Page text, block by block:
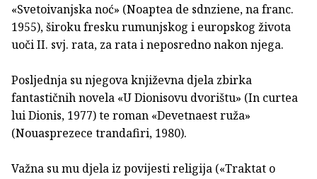
«Svetoivanjska noć» (Noaptea de sdnziene, na franc.
1955), široku fresku rumunjskog i europskog života
uoči II. svj. rata, za rata i neposredno nakon njega.
Posljednja su njegova književna djela zbirka
fantastičnih novela «U Dionisovu dvorištu» (In curtea
lui Dionis, 1977) te roman «Devetnaest ruža»
(Nouasprezece trandafiri, 1980).
Važna su mu djela iz povijesti religija («Traktat o